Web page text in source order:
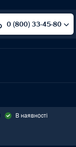
0 (800) 33-45-80
В наявності